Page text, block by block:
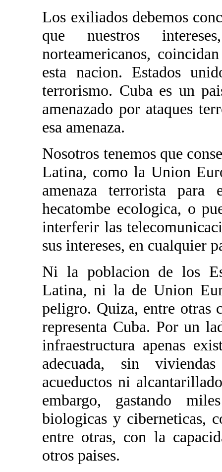
Los exiliados debemos
que nuestros
norteamericanos,
esta nacion. Estados
terrorismo. Cuba es un
amenazado por ataques
esa amenaza.
Nosotros tenemos que
Latina, como la Union
amenaza terrorista para
hecatombe ecologica, o
interferir las
sus intereses, en cualquier
Ni la poblacion de los
Latina, ni la de Union
peligro. Quiza, entre otras
representa Cuba. Por un
infraestructura apenas
adecuada, sin
acueductos ni
embargo, gastando
biologicas y ciberneticas,
entre otras, con la
otros paises.